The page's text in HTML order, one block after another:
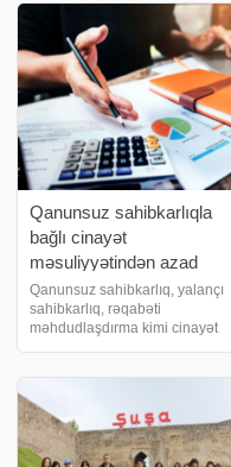
EDİLDİ. biznes və maliyyə
xəbərləri portalı xəbər verir ki
Qanunsuz sahibkarlıqla
bağlı cinayət
məsuliyyətindən azad
edilməyə dair şərt dəyişir
Qanunsuz sahibkarlıq, yalançı
sahibkarlıq, rəqabəti
məhdudlaşdırma kimi cinayət
edilmiş gəliri tamamilə dövlət
büdcəsinə köçürmü